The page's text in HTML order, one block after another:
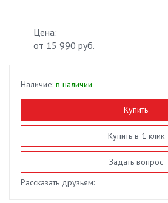
Цена:
от 15 990 руб.
Наличие: в наличии
Купить
Купить в 1 клик
Задать вопрос
Рассказать друзьям: